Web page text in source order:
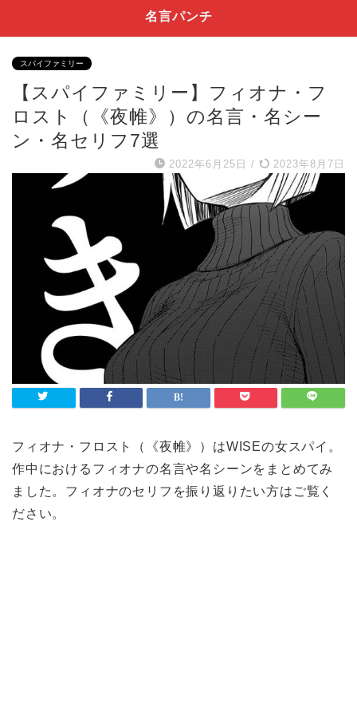
名言パンチ
スパイファミリー
【スパイファミリー】フィオナ・フ
ロスト（《夜帷》）の名言・名シー
ン・名セリフ7選
2022年6月25日 / 2023年8月7日
フィオナ・フロスト（《夜帷》）はWISEの女スパイ。
作中におけるフィオナの名言や名シーンをまとめてみ
ました。フィオナのセリフを振り返りたい方はご覧く
ださい。